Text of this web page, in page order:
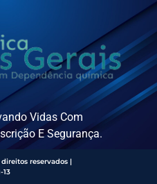
Vidas Com
E Segurança.
reservados |
13